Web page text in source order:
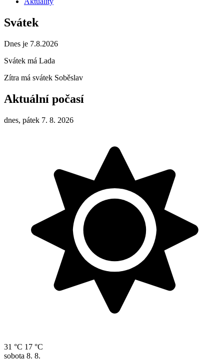
Svátek
Dnes je 7.8.2026
Svátek má Lada
Zítra má svátek Soběslav
Aktuální počasí
dnes, pátek 7. 8. 2026
31 °C 17 °C
sobota 8. 8.